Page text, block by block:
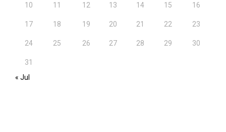
10 11 12 13 14 15 16
17 18 19 20 21 22 23
24 25 26 27 28 29 30
31
« Jul